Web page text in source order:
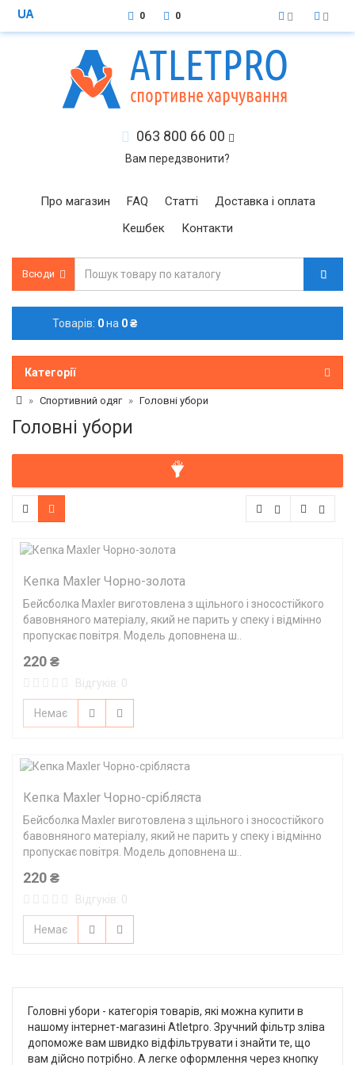
0 0
063 800 66 00
Вам передзвонити?
Про магазин FAQ Статті
Доставка і оплата
Кешбек
Контакти
Всюди
Товарів: 0на 0 ₴
Категорії
Спортивний одяг Головні убори
Головні убори
Кепка Maxler Чорно-золота
Бейсболка Maxler виготовлена з щільного і зносостійкого
бавовняного матеріалу, який не парить у спеку і відмінно
пропускає повітря. Модель доповнена ш..
220 ₴
Відгуків: 0
Немає
Кепка Maxler Чорно-срібляста
Бейсболка Maxler виготовлена з щільного і зносостійкого
бавовняного матеріалу, який не парить у спеку і відмінно
пропускає повітря. Модель доповнена ш..
220 ₴
Відгуків: 0
Немає
Головні убори - категорія товарів, які можна купити в
нашому інтернет-магазині Atletpro. Зручний фільтр зліва
допоможе вам швидко відфільтрувати і знайти те, що
вам дійсно потрібно. А легке оформлення через кнопку